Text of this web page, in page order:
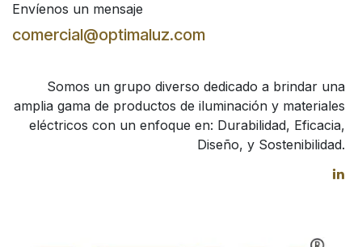
Envíenos un mensaje
comercial@optimaluz.com
Somos un grupo diverso dedicado a brindar una
amplia gama de productos de iluminación y materiales
eléctricos con un enfoque en: Durabilidad, Eficacia,
Diseño, y Sostenibilidad.